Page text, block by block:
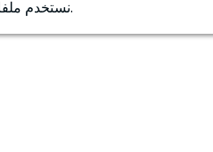
نستخدم.